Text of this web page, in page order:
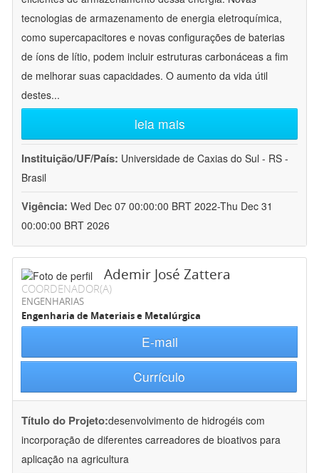
tecnologias de armazenamento de energia eletroquímica,
como supercapacitores e novas configurações de baterias
de íons de lítio, podem incluir estruturas carbonáceas a fim
de melhorar suas capacidades. O aumento da vida útil
destes...
leia mais
Instituição/UF/País: Universidade de Caxias do Sul - RS -
Brasil
Vigência: Wed Dec 07 00:00:00 BRT 2022-Thu Dec 31
00:00:00 BRT 2026
Ademir José Zattera
COORDENADOR(A)
ENGENHARIAS
Engenharia de Materiais e Metalúrgica
E-mail
Currículo
Título do Projeto:desenvolvimento de hidrogéis com
incorporação de diferentes carreadores de bioativos para
aplicação na agricultura